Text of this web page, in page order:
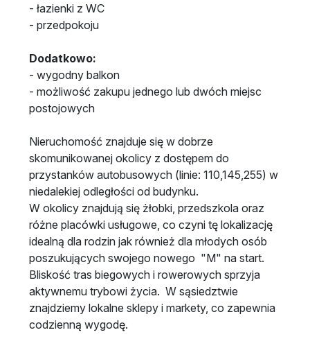
- łazienki z WC
- przedpokoju
Dodatkowo:
- wygodny balkon
- możliwość zakupu jednego lub dwóch miejsc
postojowych
Nieruchomość znajduje się w dobrze
skomunikowanej okolicy z dostępem do
przystanków autobusowych (linie: 110,145,255) w
niedalekiej odległości od budynku.
W okolicy znajdują się żłobki, przedszkola oraz
różne placówki usługowe, co czyni tę lokalizację
idealną dla rodzin jak również dla młodych osób
poszukujących swojego nowego "M" na start.
Bliskość tras biegowych i rowerowych sprzyja
aktywnemu trybowi życia. W sąsiedztwie
znajdziemy lokalne sklepy i markety, co zapewnia
codzienną wygodę.